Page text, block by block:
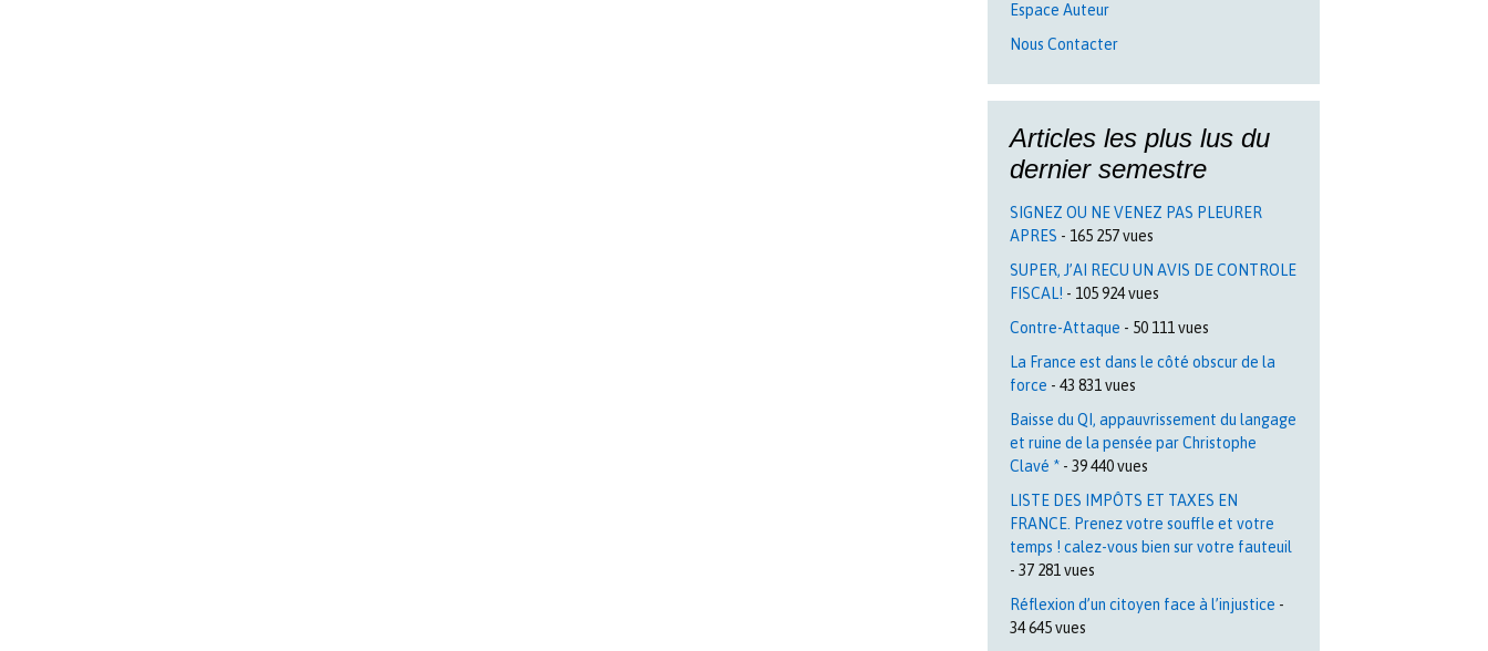
Espace Auteur
Nous Contacter
Articles les plus lus du
dernier semestre
SIGNEZ OU NE VENEZ PAS PLEURER
APRES - 165 257 vues
SUPER, J’AI RECU UN AVIS DE CONTROLE
FISCAL! - 105 924 vues
Contre-Attaque - 50 111 vues
La France est dans le côté obscur de la
force - 43 831 vues
Baisse du QI, appauvrissement du langage
et ruine de la pensée par Christophe
Clavé * - 39 440 vues
LISTE DES IMPÔTS ET TAXES EN
FRANCE. Prenez votre souffle et votre
temps ! calez-vous bien sur votre fauteuil
- 37 281 vues
Réflexion d’un citoyen face à l’injustice -
34 645 vues